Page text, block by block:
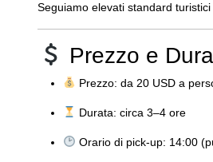
Seguiamo elevati standard
Prezzo e
Prezzo: da 20 USD a
Durata: circa 3–4 ore
Orario di pick-up: 14:00